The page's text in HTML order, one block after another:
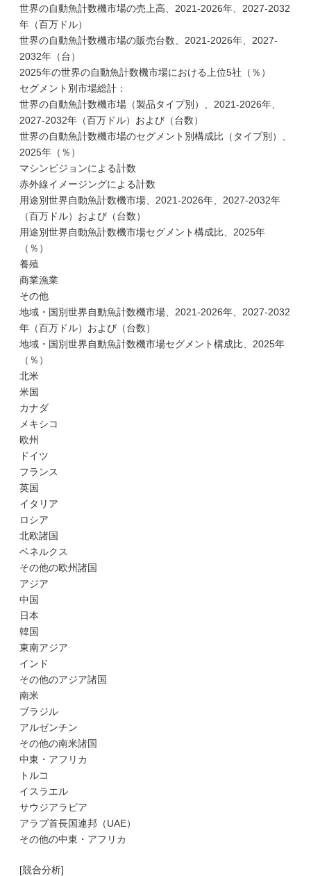
世界の自動魚計数機市場の売上高、2021-2026年、2027-2032
年（百万ドル）
世界の自動魚計数機市場の販売台数、2021-2026年、2027-
2032年（台）
2025年の世界の自動魚計数機市場における上位5社（％）
セグメント別市場総計：
世界の自動魚計数機市場（製品タイプ別）、2021-2026年、
2027-2032年（百万ドル）および（台数）
世界の自動魚計数機市場のセグメント別構成比（タイプ別）、
2025年（％）
マシンビジョンによる計数
赤外線イメージングによる計数
用途別世界自動魚計数機市場、2021-2026年、2027-2032年
（百万ドル）および（台数）
用途別世界自動魚計数機市場セグメント構成比、2025年
（％）
養殖
商業漁業
その他
地域・国別世界自動魚計数機市場、2021-2026年、2027-2032
年（百万ドル）および（台数）
地域・国別世界自動魚計数機市場セグメント構成比、2025年
（％）
北米
米国
カナダ
メキシコ
欧州
ドイツ
フランス
英国
イタリア
ロシア
北欧諸国
ベネルクス
その他の欧州諸国
アジア
中国
日本
韓国
東南アジア
インド
その他のアジア諸国
南米
ブラジル
アルゼンチン
その他の南米諸国
中東・アフリカ
トルコ
イスラエル
サウジアラビア
アラブ首長国連邦（UAE）
その他の中東・アフリカ
[競合分析]